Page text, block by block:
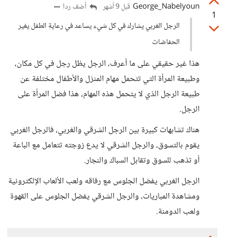
1
George_Nabelyoun قبل 9 أشهر
أضف ردا
الرجل الغربي يشارك في كل شيء يساعد في رعاية الطفل يغير
الحفاضات
هذا غير حقيقي على ما أعرف، الرجل يظل رجل في كل مكان،
وطبيعة المرأة التي تتحمل مهام المنزل والأطفال مختلفة عن
طبيعة الرجل الذي لا يتحمل هذه المهام، هذا فضل المرأة على
الرجل.
هناك تشابهات كبيرة بين الرجل الشرقي والغربي، فالرجل الغربي
يقوم بالتسوق، والرجل الشرقي لا يدع زوجته تتعامل مع الباعة
أو تذهب للسوق وتقابل السباك والنجار.
الرجل الغربي يفضل الجلوس مع رفاقه ولعب الألعاب الإلكترونية
ومشاهدة المباريات، والرجل الشرقي يفضل الجلوس على القهوة
ولعب الدومنة.